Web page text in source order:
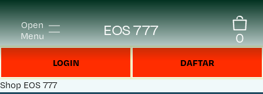
Open
Menu
EOS 777 0
LOGIN DAFTAR
Shop EOS 777